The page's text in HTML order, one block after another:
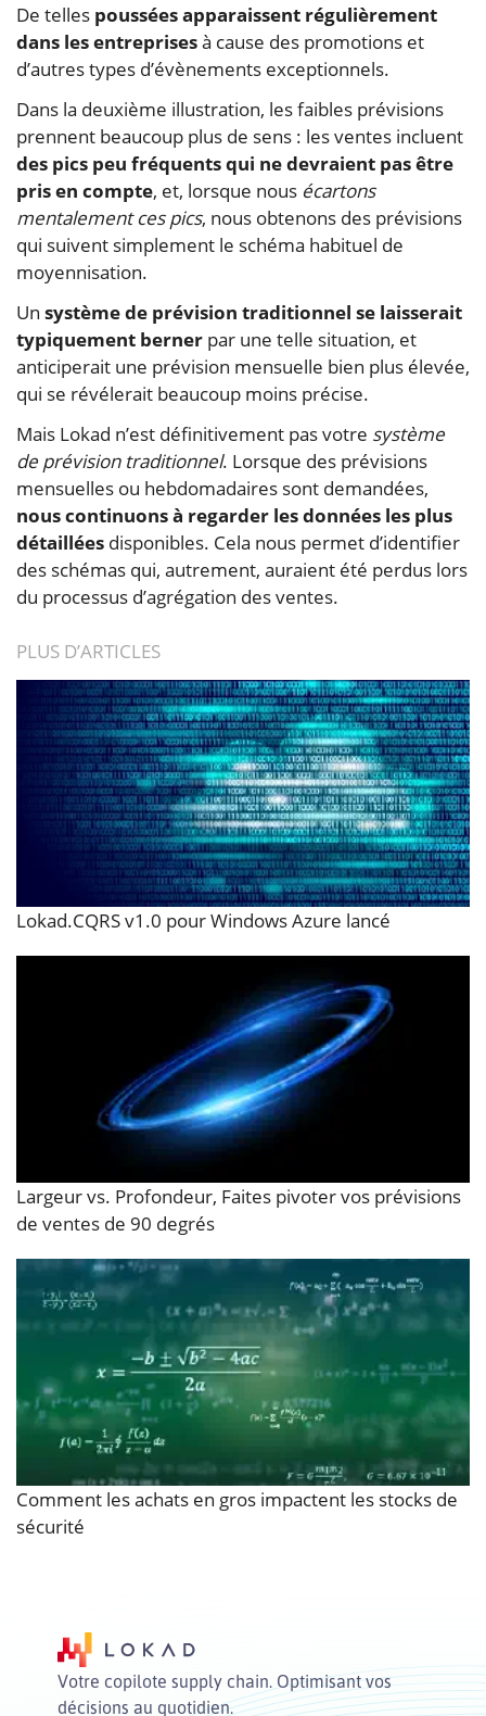
De telles poussées apparaissent régulièrement
dans les entreprisesà cause des promotions et
d’autres types d’évènements exceptionnels.
Dans la deuxième illustration, les faibles prévisions
prennent beaucoup plus de sens : les ventes incluent
des pics peu fréquents qui ne devraient pas être
pris en compte, et, lorsque nous écartons
mentalement ces pics, nous obtenons des prévisions
qui suivent simplement le schéma habituel de
moyennisation.
Un système de prévision traditionnel se laisserait
typiquement berner par une telle situation, et
anticiperait une prévision mensuelle bien plus élevée,
qui se révélerait beaucoup moins précise.
Mais Lokad n’est définitivement pas votre système
de prévision traditionnel. Lorsque des prévisions
mensuelles ou hebdomadaires sont demandées,
nous continuons à regarder les données les plus
détaillées disponibles. Cela nous permet d’identifier
des schémas qui, autrement, auraient été perdus lors
du processus d’agrégation des ventes.
PLUS D’ARTICLES
Lokad.CQRS v1.0 pour Windows Azure lancé
Largeur vs. Profondeur, Faites pivoter vos prévisions
de ventes de 90 degrés
Comment les achats en gros impactent les stocks de
sécurité
Votre copilote supply chain. Optimisant vos
décisions au quotidien.